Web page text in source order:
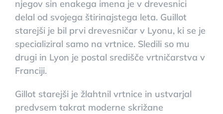
njegov sin enakega imena je v drevesnici
delal od svojega štirinajstega leta. Guillot
starejši je bil prvi drevesničar v Lyonu, ki se je
specializiral samo na vrtnice. Sledili so mu
drugi in Lyon je postal središče vrtničarstva v
Franciji.
Gillot starejši je žlahtnil vrtnice in ustvarjal
predvsem takrat moderne skrižane